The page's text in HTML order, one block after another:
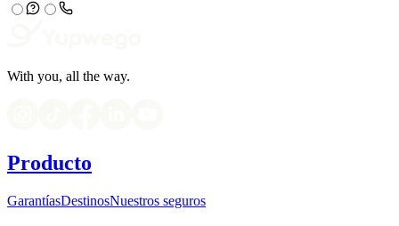
With you, all the way.
Producto
GarantíasDestinosNuestros seguros